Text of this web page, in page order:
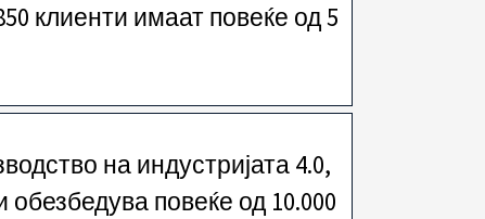
клиенти имаат повеќе од 5
на индустријата 4.0,
повеќе од 10.000